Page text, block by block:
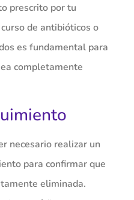
prescrito por tu
de antibióticos o
es fundamental para
completamente
necesario realizar un
para confirmar que
eliminada.